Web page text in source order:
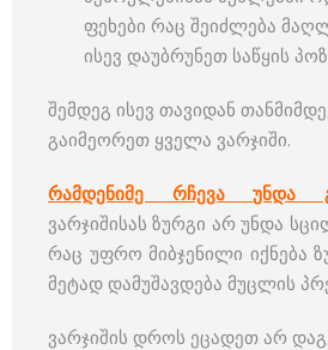
ფეხები რაც შეიძლება
ისევ დაუბრუნეთ საწყის
შემდეგ ისევ თავიდან
გაიმეორეთ ყველა ვარჯიში.
რამდენიმე რჩევა უნდა
ვარჯიშისას ზურგი არ უნდა
რაც უფრო მიბჯენილი იქნება
მეტად დამუშავდება მუცლის
ვარჯიშის დროს ეცადეთ არ